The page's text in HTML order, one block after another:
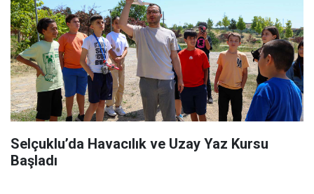
Selçuklu’da Havacılık ve Uzay Yaz Kursu
Başladı